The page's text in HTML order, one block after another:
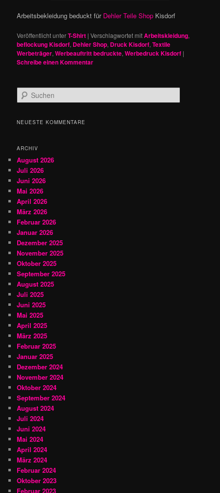
Arbeitsbekleidung beduckt für Dehler Teile Shop Kisdorf
Veröffentlicht unterT-Shirt |Verschlagwortet mitArbeitskleidung,
beflockung Kisdorf, Dehler Shop, Druck Kisdorf,Textile
Werbeträger,Werbeauftritt bedruckte,Werbedruck Kisdorf |
Schreibe einen Kommentar
u
h
NEUESTE KOMMENTARE
ARCHIV
August 2026
Juli 2026
Juni 2026
Mai 2026
April 2026
März 2026
Februar 2026
Januar 2026
Dezember 2025
November 2025
Oktober 2025
September 2025
August 2025
Juli 2025
Juni 2025
Mai 2025
April 2025
März 2025
Februar 2025
Januar 2025
Dezember 2024
November 2024
Oktober 2024
September 2024
August 2024
Juli 2024
Juni 2024
Mai 2024
April 2024
März 2024
Februar 2024
Oktober 2023
Februar 2023